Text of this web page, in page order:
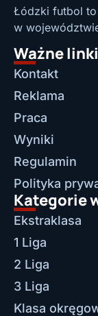
Łódzki futbol to
w
Ważne linki
Kontakt
Reklama
Praca
Wyniki
Regulamin
Polityka
Kategorie
Ekstraklasa
1 Liga
2 Liga
3 Liga
Klasa